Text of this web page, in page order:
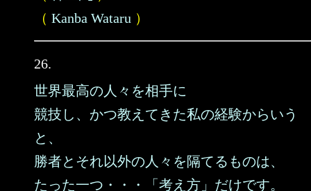
（ Kanba Wataru ）
26.
世界最高の人々を相手に
競技し、かつ教えてきた私の経験からいう
と、
勝者とそれ以外の人々を隔てるものは、
たった一つ・・・「考え方」だけです。